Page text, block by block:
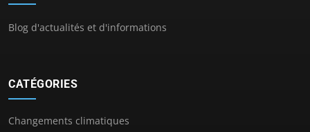
Blog d'actualités et d'informations
CATÉGORIES
Changements climatiques